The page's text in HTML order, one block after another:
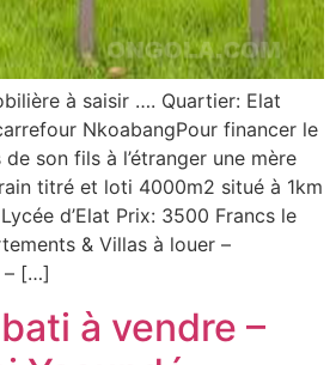
à saisir …. Quartier: Elat
NkoabangPour financer le
son fils à l’étranger une mère
titré et loti 4000m2 situé à 1km
d’Elat Prix: 3500 Francs le
& Villas à louer –
– […]
à vendre –